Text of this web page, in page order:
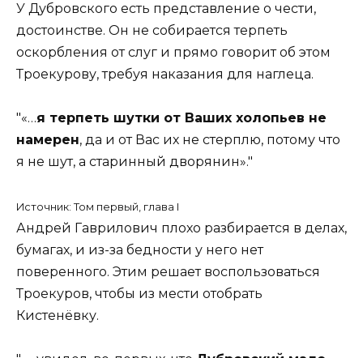
У Дубровского есть представление о чести,
достоинстве. Он не собирается терпеть
оскорбления от слуг и прямо говорит об этом
Троекурову, требуя наказания для наглеца.
«…я терпеть шутки от Ваших холопьев не
намерен, да и от Вас их не стерплю, потому что
я не шут, а старинный дворянин».
Источник: Том первый, глава I
Андрей Гаврилович плохо разбирается в делах,
бумагах, и из-за бедности у него нет
поверенного. Этим решает воспользоваться
Троекуров, чтобы из мести отобрать
Кистенёвку.